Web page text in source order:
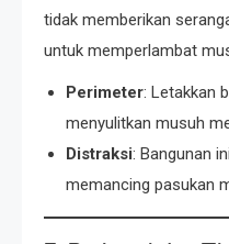
tidak memberikan
untuk memperlambat
Perimeter: Letakkan
menyulitkan musuh
Distraksi: Bangunan
memancing pasukan